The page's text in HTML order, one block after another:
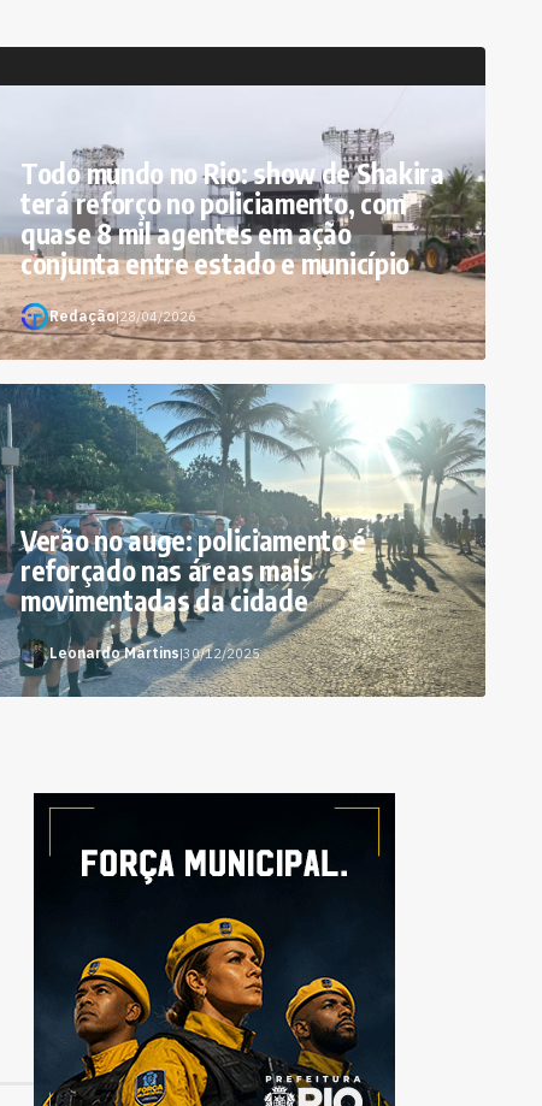
Todo mundo no Rio: show de Shakira
terá reforço no policiamento, com
quase 8 mil agentes em ação
conjunta entre estado e município
Redação|28/04/2026
Verão no auge: policiamento é
reforçado nas áreas mais
movimentadas da cidade
Leonardo Martins|30/12/2025